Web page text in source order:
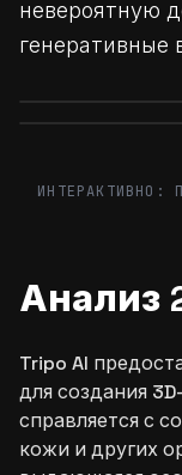
невероятную
генеративные
ИНТЕРАКТИВНО:
Анализ
Tripo AI
для создания
справляется с
кожи и других